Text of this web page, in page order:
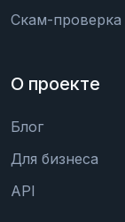
Скам-проверка
О проекте
Блог
Для бизнеса
API